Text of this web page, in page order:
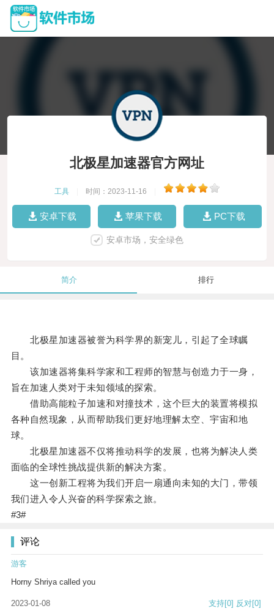
北极星加速器官方网址
工具 时间：2023-11-16
安卓下载 苹果下载 PC下载
安卓市场，安全绿色
简介 排行
北极星加速器被誉为科学界的新宠儿，引起了全球瞩
目。
该加速器将集科学家和工程师的智慧与创造力于一身，
旨在加速人类对于未知领域的探索。
借助高能粒子加速和对撞技术，这个巨大的装置将模拟
各种自然现象，从而帮助我们更好地理解太空、宇宙和地
球。
北极星加速器不仅将推动科学的发展，也将为解决人类
面临的全球性挑战提供新的解决方案。
这一创新工程将为我们开启一扇通向未知的大门，带领
我们进入令人兴奋的科学探索之旅。
#3#
评论
游客
Horny Shriya called you
2023-01-08 支持[0] 反对[0]